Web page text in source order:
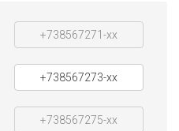
+738567271-xx
+738567273-xx
+738567275-xx